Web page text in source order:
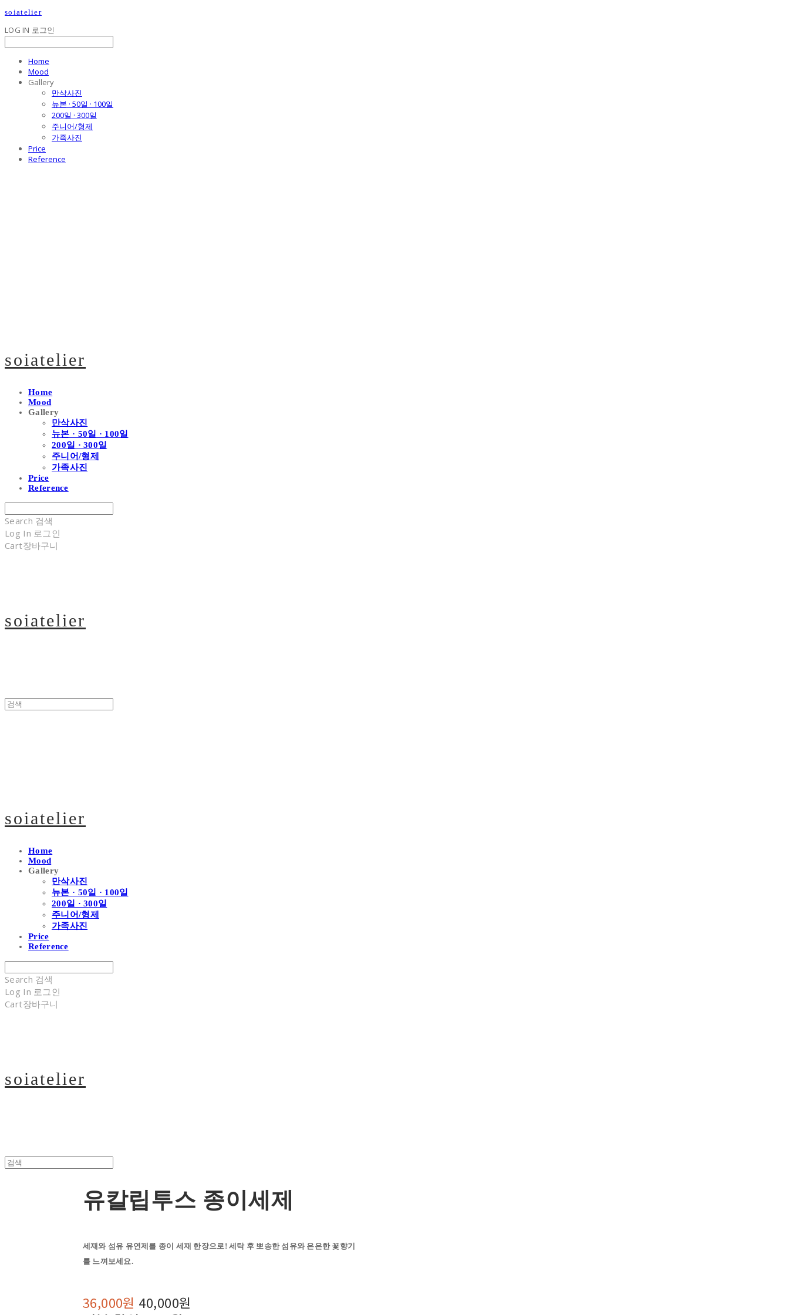
soiatelier
LOG IN 로그인
Home
Mood
Gallery
만삭사진
뉴본 · 50일 · 100일
200일 · 300일
주니어/형제
가족사진
Price
Reference
soiatelier
Home
Mood
Gallery
만삭사진
뉴본 · 50일 · 100일
200일 · 300일
주니어/형제
가족사진
Price
Reference
Search 검색
Log In 로그인
Cart장바구니
soiatelier
soiatelier
Home
Mood
Gallery
만삭사진
뉴본 · 50일 · 100일
200일 · 300일
주니어/형제
가족사진
Price
Reference
Search 검색
Log In 로그인
Cart장바구니
soiatelier
유칼립투스 종이세제
세재와 섬유 유연제를 종이 세재 한장으로! 세탁 후 뽀송한 섬유와 은은한 꽃향기
를 느껴보세요.
36,000원 40,000원